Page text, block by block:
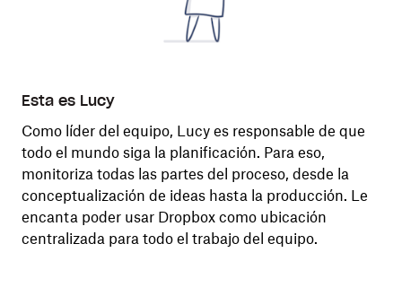
Esta es Lucy
Como líder del equipo, Lucy es responsable de que
todo el mundo siga la planificación. Para eso,
monitoriza todas las partes del proceso, desde la
conceptualización de ideas hasta la producción. Le
encanta poder usar Dropbox como ubicación
centralizada para todo el trabajo del equipo.